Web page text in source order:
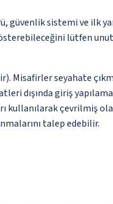
güvenlik sistemi ve ilk
lütfen
Misafirler seyahate
dışında giriş
kullanılarak çevrilmiş
talep edebilir.